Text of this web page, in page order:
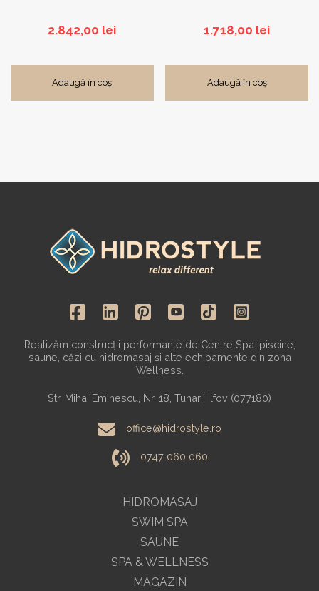
2.842,00 lei
Adaugă în coș
1.718,00 lei
Adaugă în coș
HIDROMASAJ
SWIM SPA
SAUNE
SPA & WELLNESS
MAGAZIN
Realizăm construcții performante de Centre Spa: piscine,
saune, căzi cu hidromasaj și alte echipamente din zona
Wellness.
Str. Mihai Eminescu, Nr. 18, Tunari, Ilfov (077180)
office@hidrostyle.ro
0747 060 060